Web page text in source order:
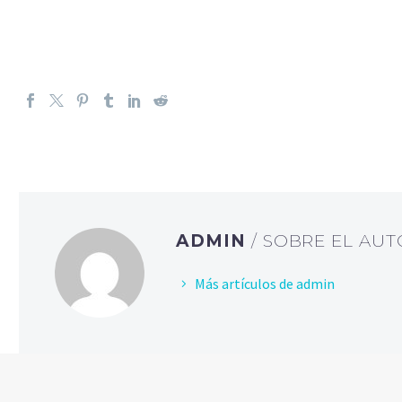
ADMIN / SOBRE EL
Más artículos de admin